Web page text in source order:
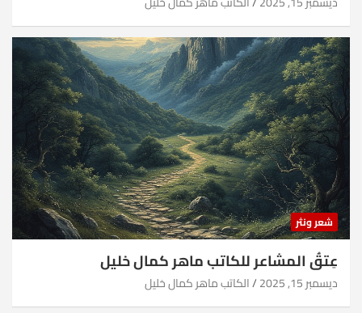
شعر ونثر
عِتقُ المشاعر للكاتب ماهر كمال خليل
ديسمبر 15, 2025 الكاتب ماهر كمال خليل